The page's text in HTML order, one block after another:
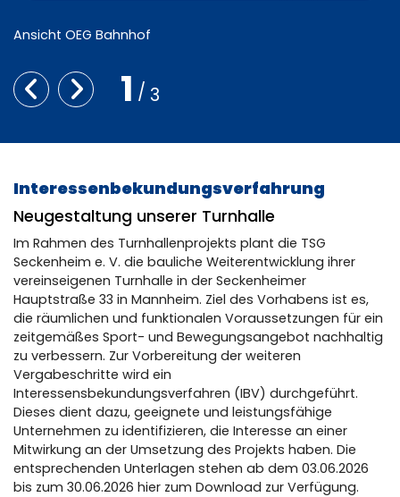
Ansicht OEG Bahnhof
1 3
Interessenbekundungsverfahrung
Neugestaltung unserer Turnhalle
Im Rahmen des Turnhallenprojekts plant die TSG
Seckenheim e. V. die bauliche Weiterentwicklung ihrer
vereinseigenen Turnhalle in der Seckenheimer
Hauptstraße 33 in Mannheim. Ziel des Vorhabens ist es,
die räumlichen und funktionalen Voraussetzungen für ein
zeitgemäßes Sport- und Bewegungsangebot nachhaltig
zu verbessern. Zur Vorbereitung der weiteren
Vergabeschritte wird ein
Interessensbekundungsverfahren (IBV) durchgeführt.
Dieses dient dazu, geeignete und leistungsfähige
Unternehmen zu identifizieren, die Interesse an einer
Mitwirkung an der Umsetzung des Projekts haben. Die
entsprechenden Unterlagen stehen ab dem 03.06.2026
bis zum 30.06.2026 hier zum Download zur Verfügung.
TSG Sportstätte: die Neugestaltung unserer Turnhalle
Mitglied werden Partner werden